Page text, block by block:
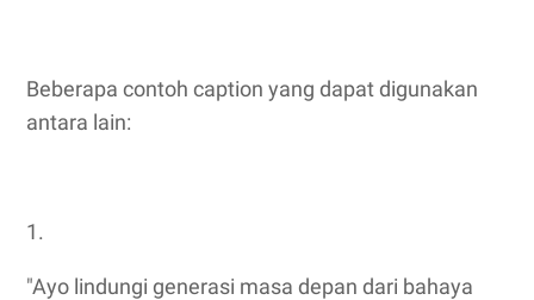
Beberapa contoh caption yang dapat digunakan
antara lain:
1.
"Ayo lindungi generasi masa depan dari bahaya